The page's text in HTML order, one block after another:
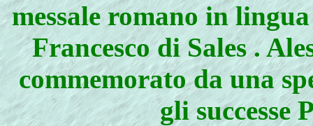
messale romano in
Francesco di Sales .
commemorato da una
gli successe